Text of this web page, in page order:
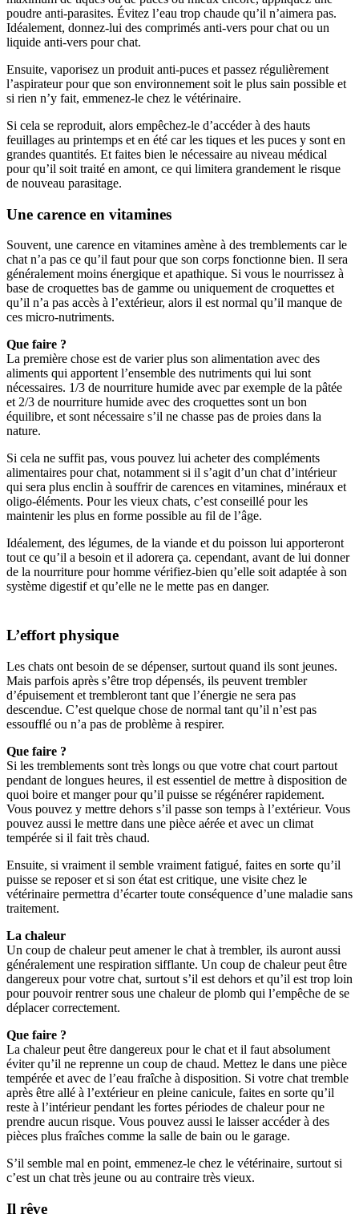
poudre anti-parasites. Évitez l’eau trop chaude qu’il n’aimera pas.
Idéalement, donnez-lui des comprimés anti-vers pour chat ou un
liquide anti-vers pour chat.
Ensuite, vaporisez un produit anti-puces et passez régulièrement
l’aspirateur pour que son environnement soit le plus sain possible et
si rien n’y fait, emmenez-le chez le vétérinaire.
Si cela se reproduit, alors empêchez-le d’accéder à des hauts
feuillages au printemps et en été car les tiques et les puces y sont en
grandes quantités. Et faites bien le nécessaire au niveau médical
pour qu’il soit traité en amont, ce qui limitera grandement le risque
de nouveau parasitage.
Une carence en vitamines
Souvent, une carence en vitamines amène à des tremblements car le
chat n’a pas ce qu’il faut pour que son corps fonctionne bien. Il sera
généralement moins énergique et apathique. Si vous le nourrissez à
base de croquettes bas de gamme ou uniquement de croquettes et
qu’il n’a pas accès à l’extérieur, alors il est normal qu’il manque de
ces micro-nutriments.
Que faire ?
La première chose est de varier plus son alimentation avec des
aliments qui apportent l’ensemble des nutriments qui lui sont
nécessaires. 1/3 de nourriture humide avec par exemple de la pâtée
et 2/3 de nourriture humide avec des croquettes sont un bon
équilibre, et sont nécessaire s’il ne chasse pas de proies dans la
nature.
Si cela ne suffit pas, vous pouvez lui acheter des compléments
alimentaires pour chat, notamment si il s’agit d’un chat d’intérieur
qui sera plus enclin à souffrir de carences en vitamines, minéraux et
oligo-éléments. Pour les vieux chats, c’est conseillé pour les
maintenir les plus en forme possible au fil de l’âge.
Idéalement, des légumes, de la viande et du poisson lui apporteront
tout ce qu’il a besoin et il adorera ça. cependant, avant de lui donner
de la nourriture pour homme vérifiez-bien qu’elle soit adaptée à son
système digestif et qu’elle ne le mette pas en danger.
L’effort physique
Les chats ont besoin de se dépenser, surtout quand ils sont jeunes.
Mais parfois après s’être trop dépensés, ils peuvent trembler
d’épuisement et trembleront tant que l’énergie ne sera pas
descendue. C’est quelque chose de normal tant qu’il n’est pas
essoufflé ou n’a pas de problème à respirer.
Que faire ?
Si les tremblements sont très longs ou que votre chat court partout
pendant de longues heures, il est essentiel de mettre à disposition de
quoi boire et manger pour qu’il puisse se régénérer rapidement.
Vous pouvez y mettre dehors s’il passe son temps à l’extérieur. Vous
pouvez aussi le mettre dans une pièce aérée et avec un climat
tempérée si il fait très chaud.
Ensuite, si vraiment il semble vraiment fatigué, faites en sorte qu’il
puisse se reposer et si son état est critique, une visite chez le
vétérinaire permettra d’écarter toute conséquence d’une maladie sans
traitement.
La chaleur
Un coup de chaleur peut amener le chat à trembler, ils auront aussi
généralement une respiration sifflante. Un coup de chaleur peut être
dangereux pour votre chat, surtout s’il est dehors et qu’il est trop loin
pour pouvoir rentrer sous une chaleur de plomb qui l’empêche de se
déplacer correctement.
Que faire ?
La chaleur peut être dangereux pour le chat et il faut absolument
éviter qu’il ne reprenne un coup de chaud. Mettez le dans une pièce
tempérée et avec de l’eau fraîche à disposition. Si votre chat tremble
après être allé à l’extérieur en pleine canicule, faites en sorte qu’il
reste à l’intérieur pendant les fortes périodes de chaleur pour ne
prendre aucun risque. Vous pouvez aussi le laisser accéder à des
pièces plus fraîches comme la salle de bain ou le garage.
S’il semble mal en point, emmenez-le chez le vétérinaire, surtout si
c’est un chat très jeune ou au contraire très vieux.
Il rêve